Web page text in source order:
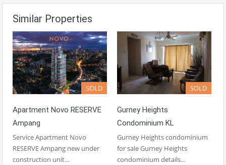
Similar Properties
SOLD
Apartment Novo RESERVE
Ampang
Service Apartment Novo
RESERVE Ampang new under
construction unit…
SOLD
Gurney Heights
Condominium KL
Gurney Heights condominium
for sale Gurney Heights
condominium details…